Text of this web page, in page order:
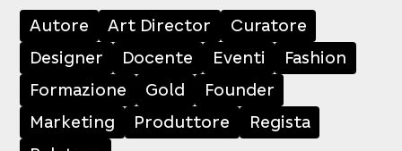
Autore Art Director
Curatore
Designer
Docente Eventi
Fashion
Formazione
Gold
Founder
Marketing
Produttore
Regista